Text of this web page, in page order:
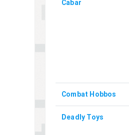
Cabar
Combat Hobbos
Deadly Toys